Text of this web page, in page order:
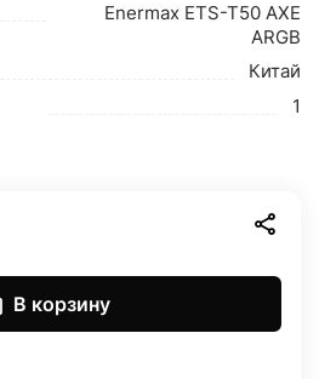
Enermax ETS-T50 AXE
ARGB
Китай
1
В корзину